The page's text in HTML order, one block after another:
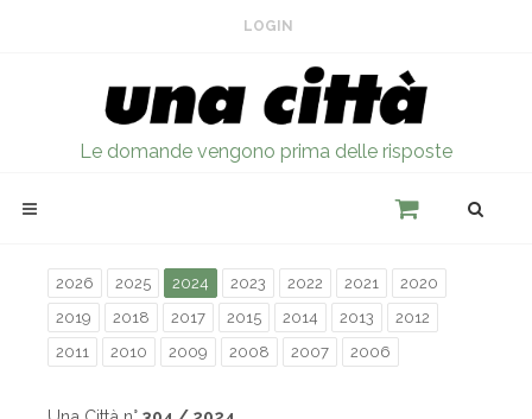
LOGIN
Le domande vengono prima delle risposte
2026 2025 2024 2023 2022 2021
2020
2019
2018 2017 2015 2014 2013
2012
2011
2010 2009 2008 2007 2006